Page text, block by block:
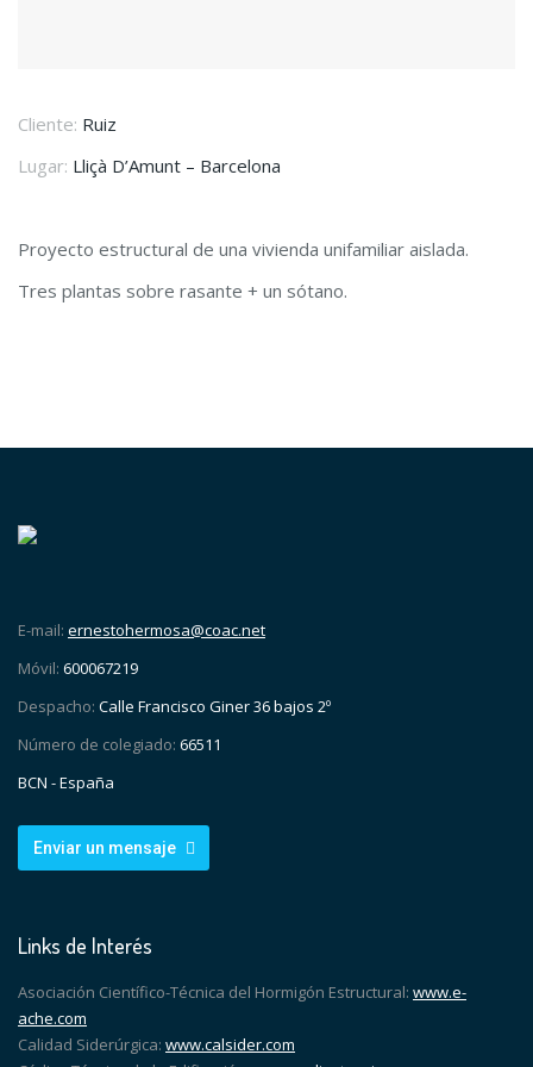
Cliente: Ruiz
Lugar: Lliçà D’Amunt – Barcelona
Proyecto estructural de una vivienda unifamiliar aislada.
Tres plantas sobre rasante + un sótano.
E-mail: ernestohermosa@coac.net
Móvil: 600067219
Despacho: Calle Francisco Giner 36 bajos 2º
Número de colegiado: 66511
BCN - España
Enviar un mensaje
Links de Interés
Asociación Científico-Técnica del Hormigón Estructural: www.e-
ache.com
Calidad Siderúrgica: www.calsider.com